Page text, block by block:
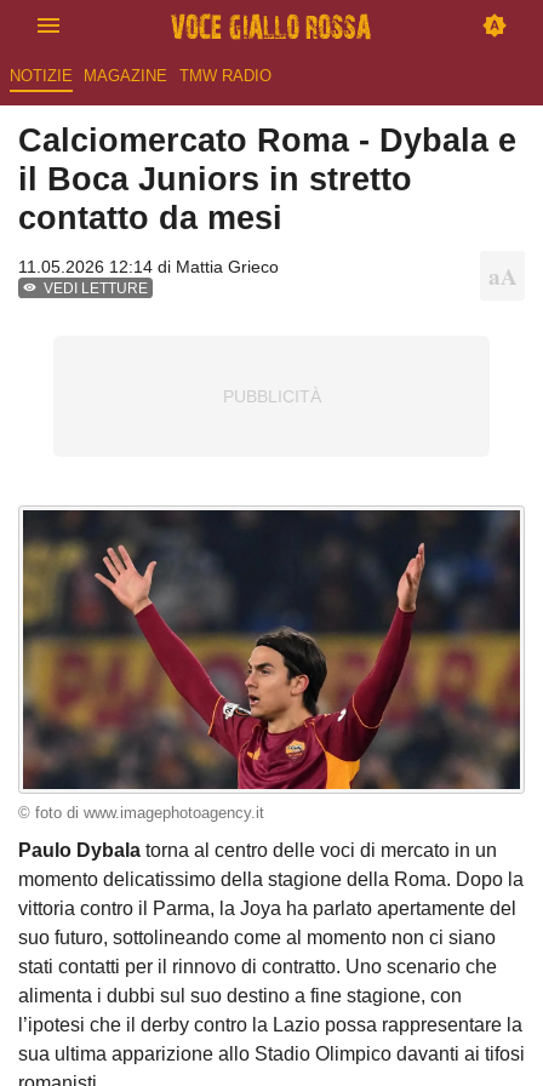
NOTIZIE MAGAZINE TMW RADIO
Calciomercato Roma - Dybala e
il Boca Juniors in stretto
contatto da mesi
11.05.2026 12:14 di Mattia Grieco
VEDI LETTURE
© foto di www.imagephotoagency.it
Paulo Dybala torna al centro delle voci di mercato in un
momento delicatissimo della stagione della Roma. Dopo la
vittoria contro il Parma, la Joya ha parlato apertamente del
suo futuro, sottolineando come al momento non ci siano
stati contatti per il rinnovo di contratto. Uno scenario che
alimenta i dubbi sul suo destino a fine stagione, con
l’ipotesi che il derby contro la Lazio possa rappresentare la
sua ultima apparizione allo Stadio Olimpico davanti ai tifosi